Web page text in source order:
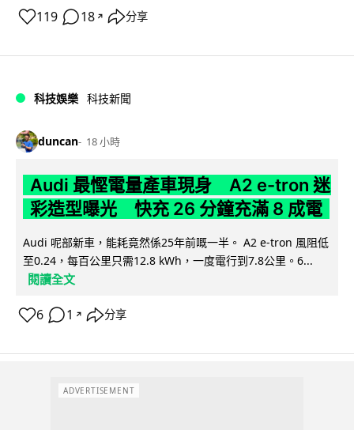
119 18 ↗ 分享
科技娛樂 科技新聞
duncan 18 小時
Audi 最慳電量產車現身 A2 e-tron 迷
彩造型曝光 快充 26 分鐘充滿 8 成電
Audi 呢部新車，能耗竟然係25年前嘅一半。 A2 e-tron 風阻低
至0.24，每百公里只需12.8 kWh，一度電行到7.8公里。6...
閱讀全文
6 1 ↗ 分享
ADVERTISEMENT